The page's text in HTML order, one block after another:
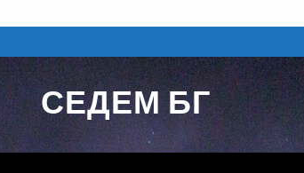
СЕДЕМ БГ